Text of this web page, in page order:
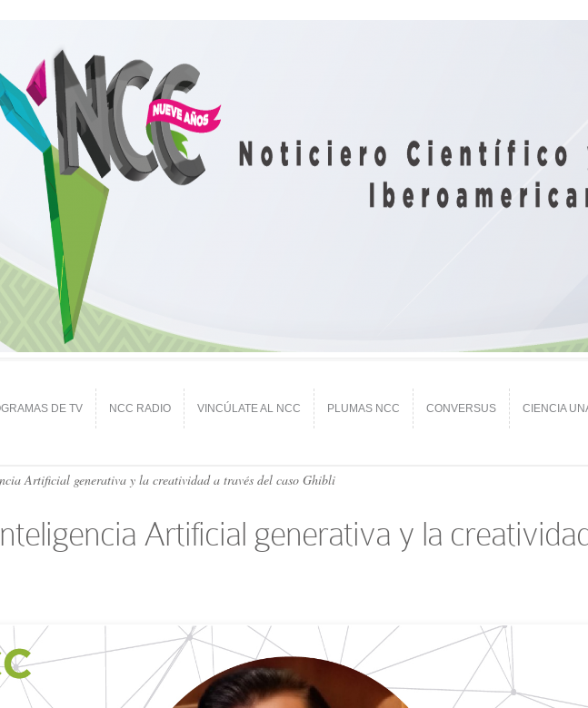
DE TV NCC RADIO VINCÚLATE AL NCC PLUMAS NCC CONVERSUS CIENCIA
Artificial generativa y la creatividad a través del caso Ghibli
Artificial generativa y la